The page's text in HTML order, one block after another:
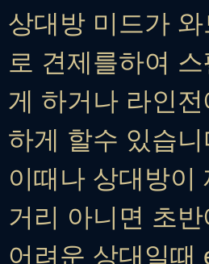
상대방 미드가
로 견제를하여
게 하거나 라인전
하게 할수 있습니
이때나 상대방이
거리 아니면 초반
어려운 상대일때